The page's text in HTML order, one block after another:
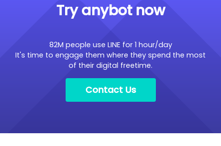
Try anybot now
82M people use LINE for 1 hour/day
It's time to engage them where they spend the most
of their digital freetime.
Contact Us